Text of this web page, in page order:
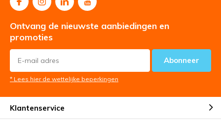
Ontvang de nieuwste aanbiedingen en
promoties
Abonneer
* Lees hier de wettelijke beperkingen
Klantenservice